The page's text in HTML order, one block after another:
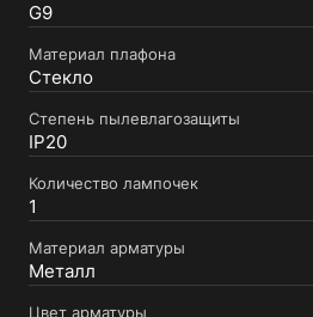
G9
Материал плафона
Стекло
Степень пылевлагозащиты
IP20
Количество лампочек
1
Материал арматуры
Металл
Цвет арматуры